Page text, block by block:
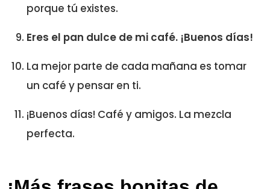
porque tú existes.
Eres el pan dulce de mi café. ¡Buenos días!
La mejor parte de cada mañana es tomar
un café y pensar en ti.
¡Buenos días! Café y amigos. La mezcla
perfecta.